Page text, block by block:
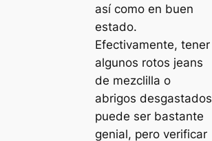
así como en buen
estado.
Efectivamente, tener
algunos rotos jeans
de mezclilla o
abrigos desgastados
puede ser bastante
genial, pero verificar